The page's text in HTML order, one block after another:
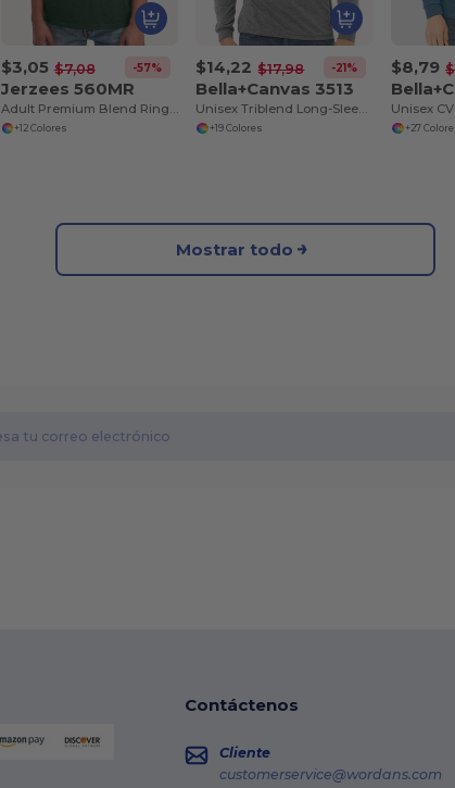
$3,05 $7,08 -57%
Jerzees 560MR
Adult Premium Blend Ring-Spun T-Shirt
+12 Colores
$14,22 $17,98 -21%
Bella+Canvas 3513
Unisex Triblend Long-Sleeve T-Shirt
+19 Colores
$8,79
+27
Mostrar todo
Contáctenos
Cliente
customerservice@wordans.com